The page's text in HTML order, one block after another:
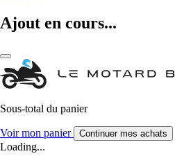
Ajout en cours...
Sous-total du panier
Voir mon panier Continuer mes achats
Loading...